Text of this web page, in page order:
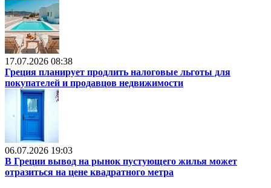
17.07.2026 08:38
Греция планирует продлить налоговые льготы для
покупателей и продавцов недвижимости
06.07.2026 19:03
В Греции вывод на рынок пустующего жилья может
отразиться на цене квадратного метра